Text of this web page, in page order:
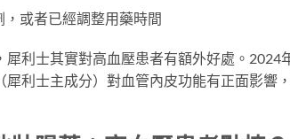
或者已經調整用藥時間
利士其實對高血壓患者有額外好處。2024
犀利士主成分）對血管內皮功能有正面影響